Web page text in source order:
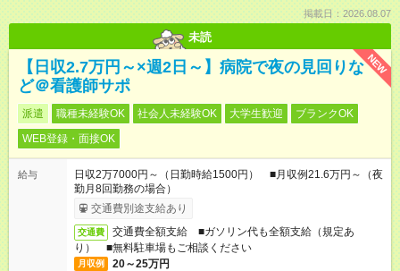
掲載日：2026.08.07
未読
NEW
【日収2.7万円～×週2日～】病院で夜の見回りな
ど＠看護師サポ
派遣 職種未経験OK 社会人未経験OK 大学生歓迎
ブランクOK
WEB登録・面接OK
給与
日収2万7000円～（日勤時給1500円） ■月収例21.6万円～（夜
勤月8回勤務の場合）
交通費別途支給あり
交通費
交通費全額支給 ■ガソリン代も全額支給（規定あ
り） ■無料駐車場もご相談ください
月収例 20～25万円